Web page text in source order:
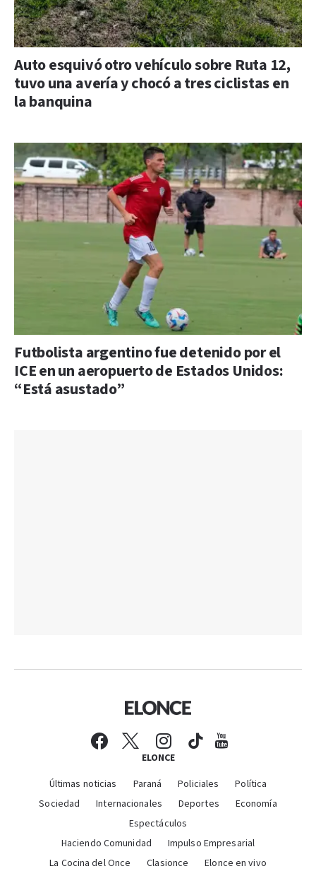
Auto esquivó otro vehículo sobre Ruta 12,
tuvo una avería y chocó a tres ciclistas en
la banquina
Futbolista argentino fue detenido por el
ICE en un aeropuerto de Estados Unidos:
“Está asustado”
ELONCE
Últimas noticias Paraná Policiales
Política
Sociedad
Internacionales Deportes
Economía
Espectáculos
Haciendo Comunidad
Impulso Empresarial
La Cocina del Once
Clasionce Elonce en vivo